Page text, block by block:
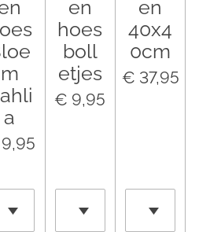
m
a
en
hoes
boll
etjes
€ 9,95
en
40x4
0cm
€ 37,95